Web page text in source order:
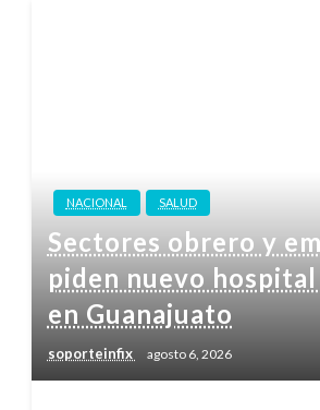
NACIONAL SALUD
Sectores obrero y
piden nuevo hospital
en Guanajuato
soporteinfix agosto 6, 2026